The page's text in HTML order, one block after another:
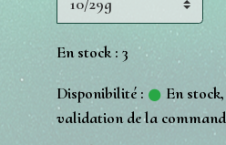
En stock : 3
Disponibilité :
En
validation de la